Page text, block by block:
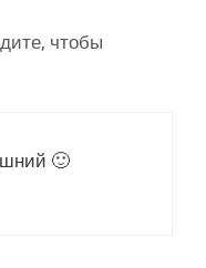
чтобы
🙂